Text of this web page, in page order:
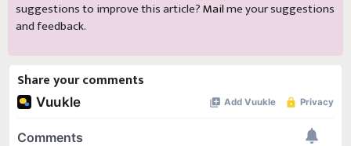
suggestions to improve this article?Mailme your suggestions
and feedback.
Share your comments